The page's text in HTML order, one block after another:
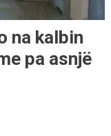
na kalbin
pa asnjë